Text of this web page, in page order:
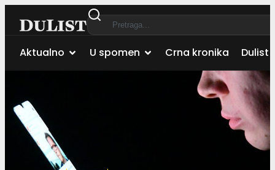
Aktualno U spomen Crna kronika Dulist